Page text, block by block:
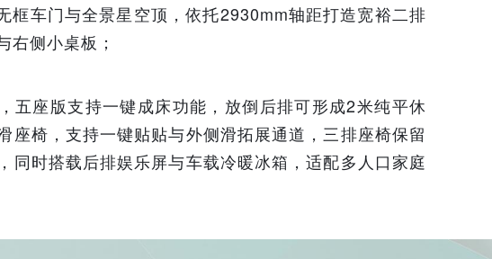
框车门与全景星空顶，依托2930mm轴距打造宽裕二排
右侧小桌板；
五座版支持一键成床功能，放倒后排可形成2米纯平休
座椅，支持一键贴贴与外侧滑拓展通道，三排座椅保留
同时搭载后排娱乐屏与车载冷暖冰箱，适配多人口家庭